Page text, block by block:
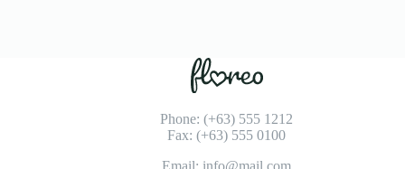
Phone: (+63) 555 1212
Fax: (+63) 555 0100
Email: info@mail.com